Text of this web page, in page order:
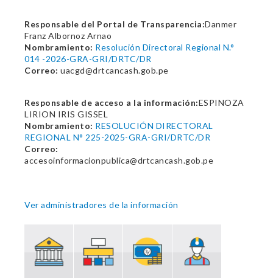
Responsable del Portal de Transparencia:Danmer
Franz Albornoz Arnao
Nombramiento: Resolución Directoral Regional N.°
014 -2026-GRA-GRI/DRTC/DR
Correo: uacgd@drtcancash.gob.pe
Responsable de acceso a la información:ESPINOZA
LIRION IRIS GISSEL
Nombramiento: RESOLUCIÓN DIRECTORAL
REGIONAL N° 225-2025-GRA-GRI/DRTC/DR
Correo:
accesoinformacionpublica@drtcancash.gob.pe
Ver administradores de la información